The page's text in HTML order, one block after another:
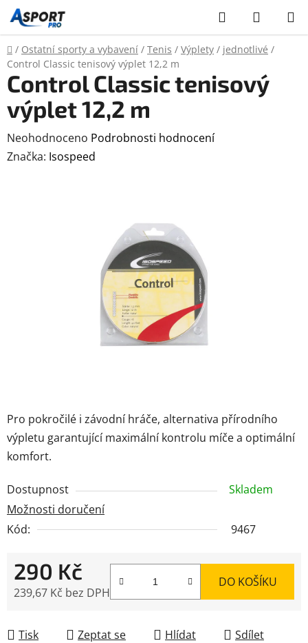
Přejít
na
obsah
Hledat
KOŠÍK
Domů
/ Ostatní sporty a vybavení / Tenis / Výplety / jednotlivé /
Control Classic tenisový výplet 12,2 m
Pro pokročilé i závodní hráče, alternativa přírodního
výpletu garantující maximální kontrolu míče a optimální
komfort.
Dostupnost
Skladem
Možnosti doručení
Kód:
9467
290 Kč
239,67 Kč bez DPH
DO KOŠÍKU
Tisk Zeptat se Hlídat Sdílet
Control Classic tenisový
výplet 12,2 m
Průměrné
hodnocení
Neohodnoceno Podrobnosti hodnocení
Značka: Isospeed